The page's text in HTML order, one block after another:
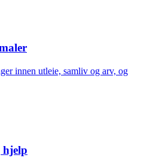
innen utleie, samliv og arv, og